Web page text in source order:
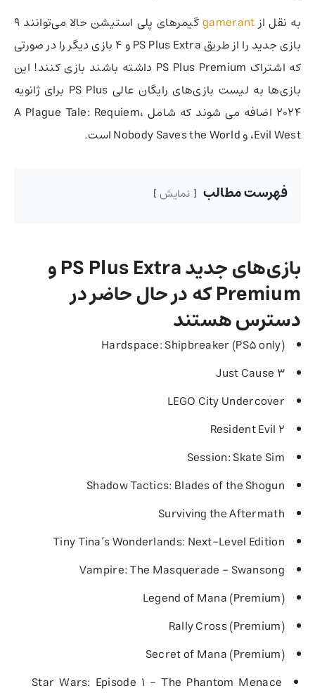
به نقل از gamerant
گیمرهای پلی استیشن حالا می‌توانند 9
بازی جدید را از طریق PS Plus Extra و 4 بازی دیگر را در صورتی
که اشتراک PS Plus Premium داشته باشند بازی کنند! این
بازی‌ها به لیست بازی‌های رایگان عالی PS Plus برای ژانویه
۲۰۲۴ اضافه می شوند که شامل A Plague Tale: Requiem،
Evil West، و Nobody Saves the World است.
فهرست مطالب نمایش
بازی‌های جدید و
Premiumکه در حال حاضر در
دسترس هستند
Hardspace: Shipbreaker (PS5 only)
Just Cause 3
LEGO City Undercover
Resident Evil 2
Session: Skate Sim
Shadow Tactics: Blades of the Shogun
Surviving the Aftermath
Tiny Tina’s Wonderlands: Next-Level Edition
Vampire: The Masquerade – Swansong
Legend of Mana (Premium)
Rally Cross (Premium)
Secret of Mana (Premium)
Star Wars: Episode 1 – The Phantom Menace